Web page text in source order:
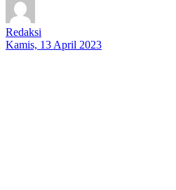
Redaksi
Kamis, 13 April 2023